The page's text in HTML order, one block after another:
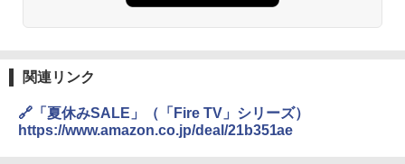
関連リンク
🔗「夏休みSALE」（「Fire TV」シリーズ）
https://www.amazon.co.jp/deal/21b351ae